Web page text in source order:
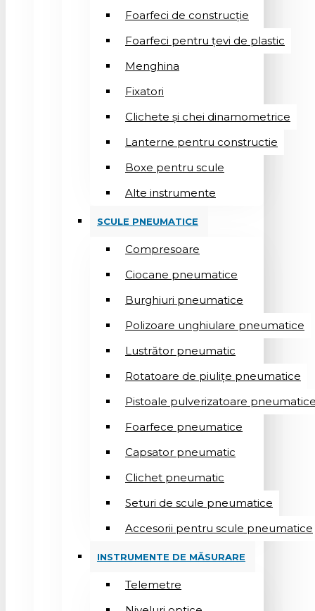
Foarfeci de construcție
Foarfeci pentru țevi de plastic
Menghina
Fixatori
Clichete și chei dinamometrice
Lanterne pentru constructie
Boxe pentru scule
Alte instrumente
SCULE PNEUMATICE
Compresoare
Ciocane pneumatice
Burghiuri pneumatice
Polizoare unghiulare pneumatice
Lustrător pneumatic
Rotatoare de piulițe pneumatice
Pistoale pulverizatoare
Foarfece pneumatice
Capsator pneumatic
Clichet pneumatic
Seturi de scule pneumatice
Accesorii pentru scule pneumatice
INSTRUMENTE DE MĂSURARE
Telemetre